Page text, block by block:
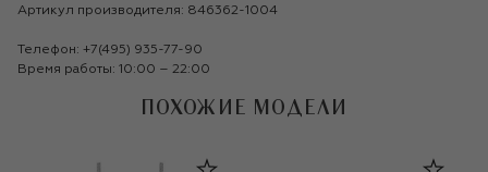
Артикул производителя: 846362-1004
Телефон: +7(495) 935-77-90
Время работы: 10:00 – 22:00
ПОХОЖИЕ МОДЕЛИ